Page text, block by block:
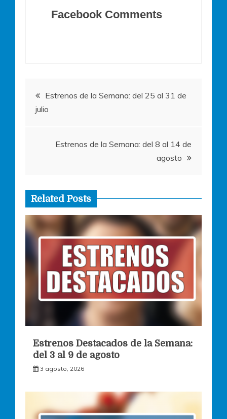
c
k
itt at ss ai
Facebook Comments
Navegación
de
entradas
Estrenos de la Semana: del 25 al 31 de
julio
Estrenos de la Semana: del 8 al 14 de
agosto
Related Posts
Estrenos Destacados de la Semana:
del 3 al 9 de agosto
3 agosto, 2026